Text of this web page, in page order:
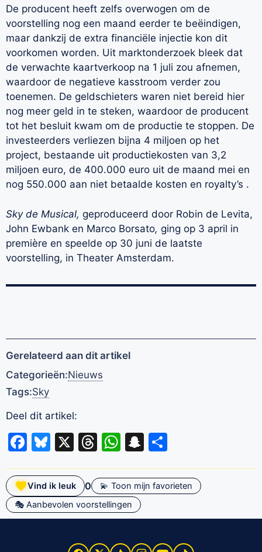
De producent heeft zelfs overwogen om de
voorstelling nog een maand eerder te beëindigen,
maar dankzij de extra financiële injectie kon dit
voorkomen worden. Uit marktonderzoek bleek dat
de verwachte kaartverkoop na 1 juli zou afnemen,
waardoor de negatieve kasstroom verder zou
toenemen. De geldschieters waren niet bereid hier
nog meer geld in te steken, waardoor de producent
tot het besluit kwam om de productie te stoppen. De
investeerders verliezen bijna 4 miljoen op het
project, bestaande uit productiekosten van 3,2
miljoen euro, de 400.000 euro uit de maand mei en
nog 550.000 aan niet betaalde kosten en royalty’s .
Sky de Musical, geproduceerd door Robin de Levita,
John Ewbank en Marco Borsato, ging op 3 april in
première en speelde op 30 juni de laatste
voorstelling, in Theater Amsterdam.
Gerelateerd aan dit artikel
Categorieën:Nieuws
Tags:Sky
Deel dit artikel:
Facebook
Bluesky
X Threads
WhatsApp
Snapchat
Vind ik leuk 0
💫 Toon mijn favorieten
🎭 Aanbevolen voorstellingen